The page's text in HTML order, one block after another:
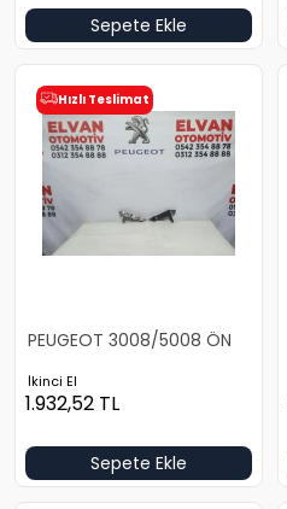
Sepete Ekle
Hızlı Teslimat
PEUGEOT 3008/5008 ÖN
İkinci El
1.932,52 TL
Sepete Ekle